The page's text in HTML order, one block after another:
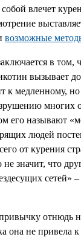
влечет
возможные
в том,
вызывает
к медленному, но
многих
его называют
людей
от курения
значит, что
сетей»
отнюдь
она не привела